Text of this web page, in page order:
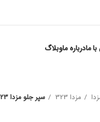
مادرباره ماوبلاگ
مزدا 323 سپر جلو مزدا 323